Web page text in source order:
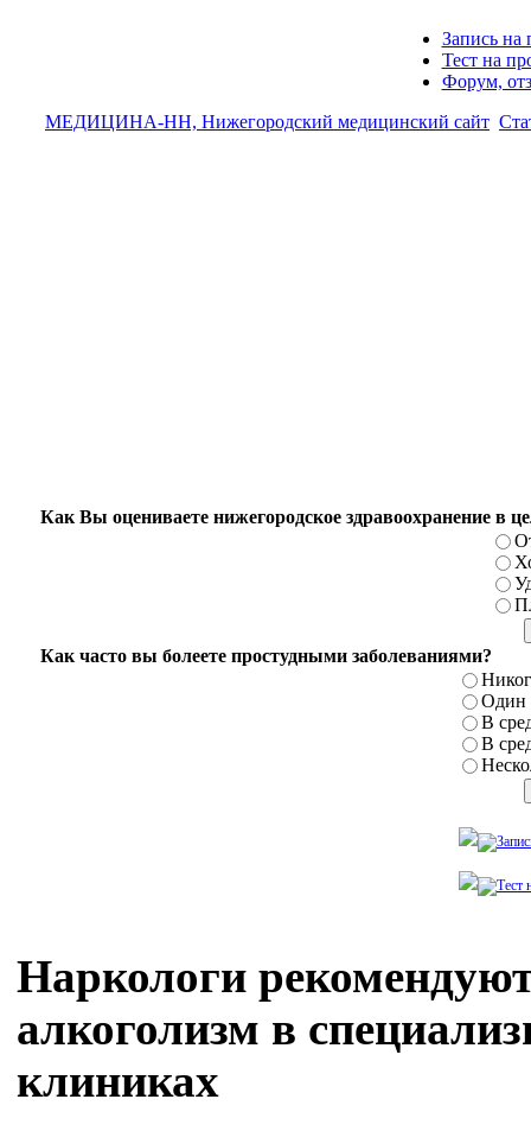
Запись на
Тест на
Форум,
МЕДИЦИНА-НН, Нижегородский медицинский сайт
Как Вы оцениваете нижегородское здравоохранение в
Как часто вы болеете простудными заболеваниями?
Один
В
В
Наркологи
алкоголизм в
клиниках